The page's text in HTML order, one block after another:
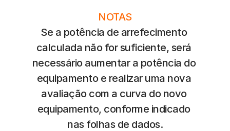
NOTAS
Se a potência de arrefecimento
calculada não for suficiente, será
necessário aumentar a potência do
equipamento e realizar uma nova
avaliação com a curva do novo
equipamento, conforme indicado
nas folhas de dados.